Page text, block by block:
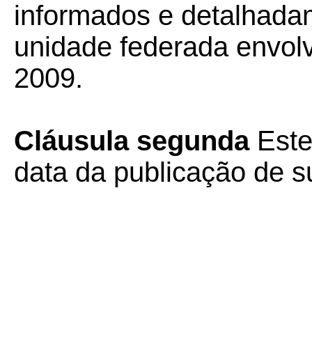
informados e
unidade federada
2009.
Cláusula segunda
data da publicação de